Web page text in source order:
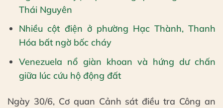
Thái Nguyên
Nhiều cột điện ở phường Hạc Thành, Thanh
Hóa bất ngờ bốc cháy
Venezuela nổ giàn khoan và hứng dư chấn
giữa lúc cứu hộ động đất
Ngày 30/6, Cơ quan Cảnh sát điều tra Công an